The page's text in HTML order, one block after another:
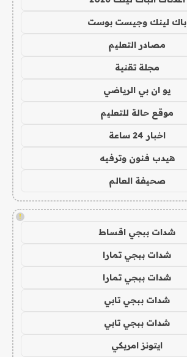
باك لينك وجيست بوست
مصادر التعليم
مجلة تقنية
يو ان بي الرياضي
موقع حالة للتعليم
اخبار 24 ساعة
هيدب فنون وترفيه
صحيفة العالم
!
شدات ببجي اقساط
شدات ببجي تمارا
شدات ببجي تمارا
شدات ببجي تابي
شدات ببجي تابي
ايتونز امريكي